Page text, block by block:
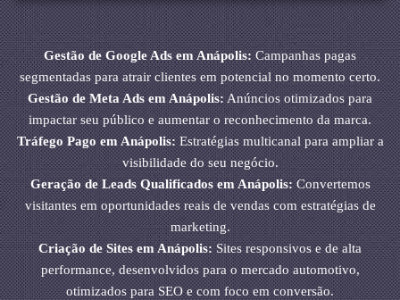
Gestão de Google Ads em Anápolis:Campanhas pagas
segmentadas para atrair clientes em potencial no momento certo.
Gestão de Meta Ads em Anápolis:Anúncios otimizados para
impactar seu público e aumentar o reconhecimento da marca.
Tráfego Pago em Anápolis:Estratégias multicanal para ampliar a
visibilidade do seu negócio.
Geração de Leads Qualificados em Anápolis:Convertemos
visitantes em oportunidades reais de vendas com estratégias de
marketing.
Criação de Sites em Anápolis:Sites responsivos e de alta
performance, desenvolvidos para o mercado automotivo,
otimizados para SEO e com foco em conversão.